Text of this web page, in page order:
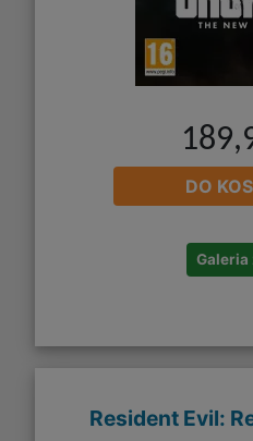
DO
Galeria
Resident Evil: